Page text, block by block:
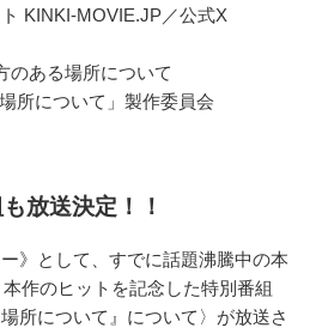
KINKI-MOVIE.JP／公式X
のある場所について
所について」製作委員会
放送決定！！
》として、すでに話題沸騰中の本
作のヒットを記念した特別番組
所について』について〉が放送さ